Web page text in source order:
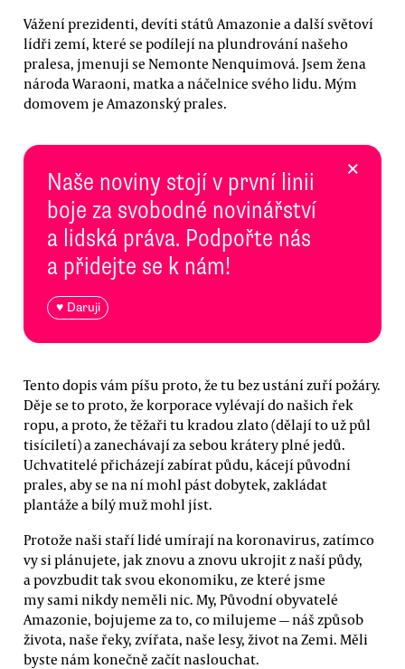
Vážení prezidenti, devíti států Amazonie a další světoví
lídři zemí, které se podílejí na plundrování našeho
pralesa, jmenuji se Nemonte Nenquimová. Jsem žena
národa Waraoni, matka a náčelnice svého lidu. Mým
domovem je Amazonský prales.
Naše noviny stojí v první linii
boje za svobodné novinářství
a lidská práva. Podpořte nás
a přidejte se k nám!
♥ Daruji
×
Tento dopis vám píšu proto, že tu bez ustání zuří požáry.
Děje se to proto, že korporace vylévají do našich řek
ropu, a proto, že těžaři tu kradou zlato (dělají to už půl
tisíciletí) a zanechávají za sebou krátery plné jedů.
Uchvatitelé přicházejí zabírat půdu, kácejí původní
prales, aby se na ní mohl pást dobytek, zakládat
plantáže a bílý muž mohl jíst.
Protože naši staří lidé umírají na koronavirus, zatímco
vy si plánujete, jak znovu a znovu ukrojit z naší půdy,
a povzbudit tak svou ekonomiku, ze které jsme
my sami nikdy neměli nic. My, Původní obyvatelé
Amazonie, bojujeme za to, co milujeme — náš způsob
života, naše řeky, zvířata, naše lesy, život na Zemi. Měli
byste nám konečně začít naslouchat.